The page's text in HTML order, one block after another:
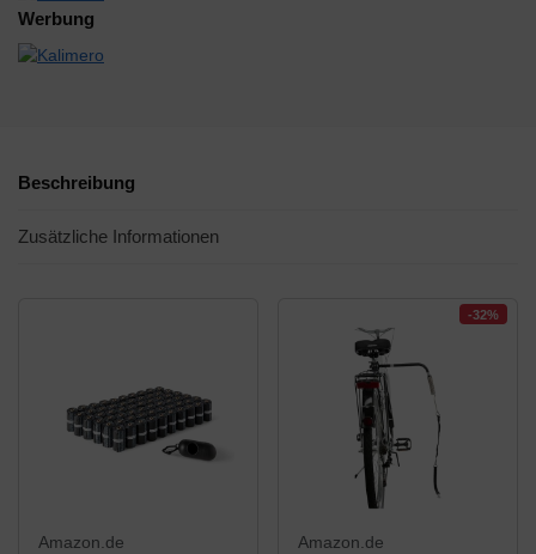
Werbung
Beschreibung
Zusätzliche Informationen
Amazon.de
-32%
Amazon.de